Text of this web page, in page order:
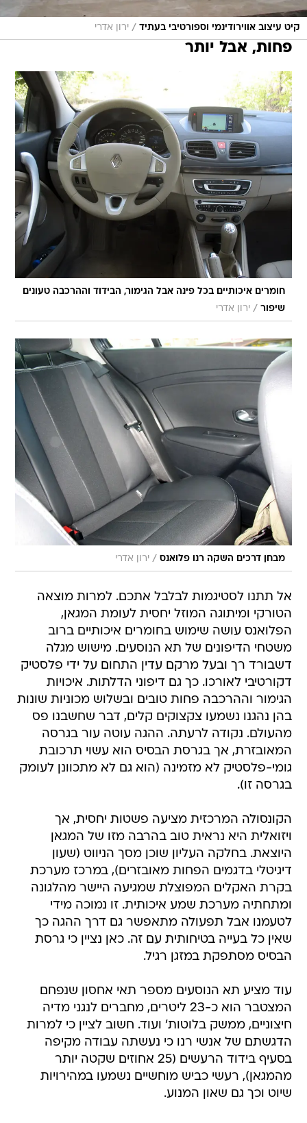
קיט עיצוב אווירודינמי וספורטיבי בעתיד / ירון אדרי
פחות, אבל יותר
חומרים איכותיים בכל פינה אבל הגימור, הבידוד וההרכבה טעונים
שיפור / ירון אדרי
מבחן דרכים השקה רנו פלואנס / ירון אדרי
אל תתנו לסטיגמות לבלבל אתכם. למרות מוצאה
הטורקי ומיתוגה המוזל יחסית לעומת המגאן,
הפלואנס עושה שימוש בחומרים איכותיים ברוב
משטחי הדיפונים של תא הנוסעים. מישוש מגלה
דשבורד רך ובעל מרקם עדין התחום על ידי פלסטיק
דקורטיבי לאורכו. כך גם דיפוני הדלתות. איכויות
הגימור וההרכבה פחות טובים ובשלוש מכוניות שונות
בהן נהגנו נשמעו צקצוקים קלים, דבר שחשבנו פס
מהעולם. נקודה לרעתה. ההגה עוטה עור בגרסה
המאובזרת, אך בגרסת הבסיס הוא עשוי תרכובת
גומי-פלסטיק לא מזמינה (הוא גם לא מתכוונן לעומק
בגרסה זו).
הקונסולה המרכזית מציעה פשטות יחסית, אך
ויזואלית היא נראית טוב בהרבה מזו של המגאן
היוצאת. בחלקה העליון שוכן מסך הניווט (שעון
דיגיטלי בדגמים הפחות מאובזרים), במרכז מערכת
בקרת האקלים המפוצלת שמגיעה היישר מהלגונה
ומתחתיה מערכת שמע איכותית. זו נמוכה מידי
לטעמנו אבל תפעולה מתאפשר גם דרך ההגה כך
שאין כל בעייה בטיחותית עם זה. כאן נציין כי גרסת
הבסיס מסתפקת במזגן רגיל.
עוד מציע תא הנוסעים מספר תאי אחסון שנפחם
המצטבר הוא כ-23 ליטרים, מחברים לנגני מדיה
חיצוניים, ממשק בלוטות' ועוד. חשוב לציין כי למרות
הדגשתם של אנשי רנו כי נעשתה עבודה מקיפה
בסעיף בידוד הרעשים (25 אחוזים שקטה יותר
מהמגאן), רעשי כביש מוחשיים נשמעו במהירויות
שיוט וכך גם שאון המנוע.